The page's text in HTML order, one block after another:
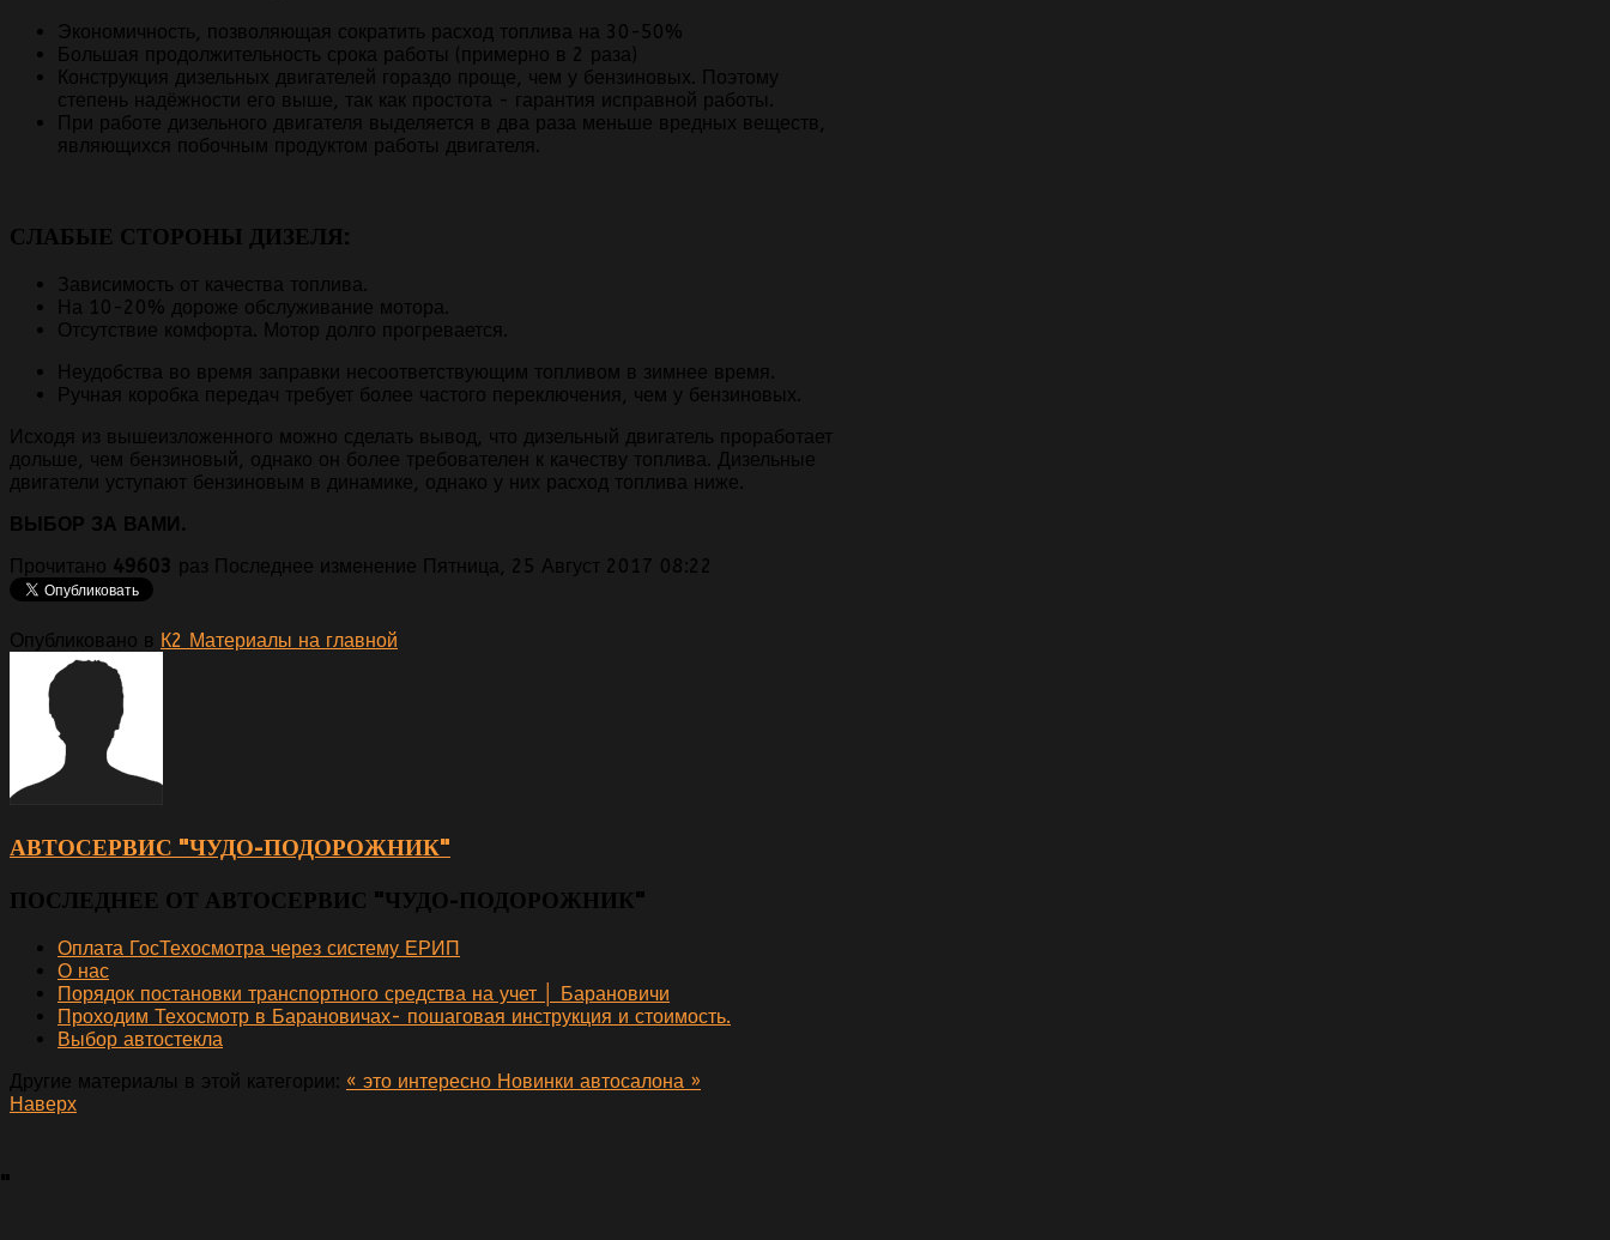
Экономичность, позволяющая сократить расход топлива на 30-50%
Большая продолжительность срока работы (примерно в 2 раза)
Конструкция дизельных двигателей гораздо проще, чем у бензиновых. Поэтому
степень надёжности его выше, так как простота - гарантия исправной работы.
При работе дизельного двигателя выделяется в два раза меньше вредных веществ,
являющихся побочным продуктом работы двигателя.
СЛАБЫЕ СТОРОНЫ ДИЗЕЛЯ:
Зависимость от качества топлива.
На 10-20% дороже обслуживание мотора.
Отсутствие комфорта. Мотор долго прогревается.
Неудобства во время заправки несоответствующим топливом в зимнее время.
Ручная коробка передач требует более частого переключения, чем у бензиновых.
Исходя из вышеизложенного можно сделать вывод, что дизельный двигатель проработает
дольше, чем бензиновый, однако он более требователен к качеству топлива. Дизельные
двигатели уступают бензиновым в динамике, однако у них расход топлива ниже.
ВЫБОР ЗА ВАМИ.
Прочитано 49603 раз Последнее изменение Пятница, 25 Август 2017 08:22
Опубликовано в К2 Материалы на главной
АВТОСЕРВИС "ЧУДО-ПОДОРОЖНИК"
ПОСЛЕДНЕЕ ОТ АВТОСЕРВИС "ЧУДО-ПОДОРОЖНИК"
Оплата ГосТехосмотра через систему ЕРИП
О нас
Порядок постановки транспортного средства на учет │ Барановичи
Проходим Техосмотр в Барановичах- пошаговая инструкция и стоимость.
Выбор автостекла
Другие материалы в этой категории: « это интересно Новинки автосалона »
Наверх